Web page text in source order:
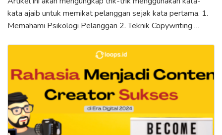
kata ajaib untuk memikat pelanggan sejak kata pertama. 1.
Memahami Psikologi Pelanggan 2. Teknik Copywriting …